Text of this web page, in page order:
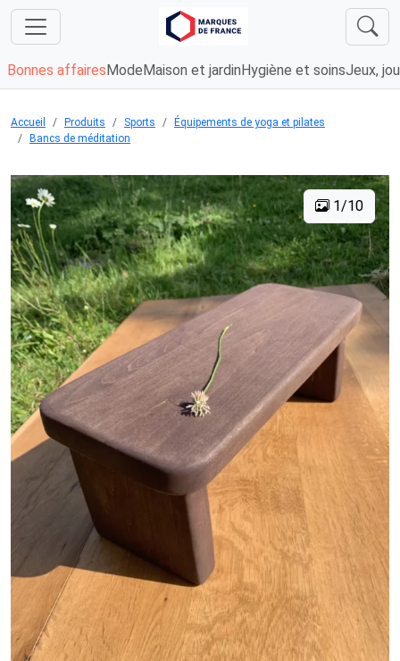
Bonnes affaires Mode Maison et jardin Hygiène et soinsJeux,
Accueil Produits Sports
Équipements de yoga et pilates
Bancs de méditation
1/10